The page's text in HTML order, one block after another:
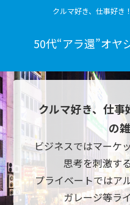
クルマ好き、仕事好き
50代“アラ還”オ
クルマ好き、仕
の
ビジネスではマーケ
思考を刺激す
プライベートではア
ガレージ等ラ